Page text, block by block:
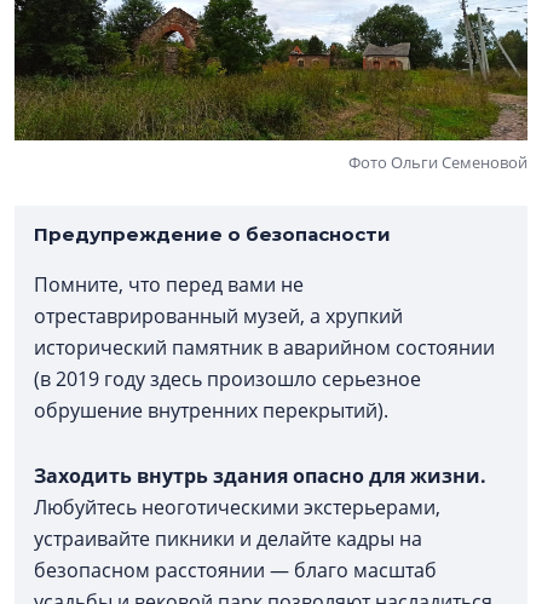
Фото Ольги Семеновой
Предупреждение о безопасности
Помните, что перед вами не
отреставрированный музей, а хрупкий
исторический памятник в аварийном состоянии
(в 2019 году здесь произошло серьезное
обрушение внутренних перекрытий).
Заходить внутрь здания опасно для жизни.
Любуйтесь неоготическими экстерьерами,
устраивайте пикники и делайте кадры на
безопасном расстоянии — благо масштаб